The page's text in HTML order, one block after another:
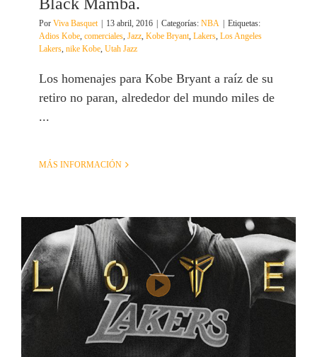
Black Mamba.
Por Viva Basquet 13 abril, 2016 Categorías: NBA
Etiquetas:
Adios Kobe, comerciales, Jazz, Kobe Bryant, Lakers, Los Angeles
Lakers, nike Kobe, Utah Jazz
Los homenajes para Kobe Bryant a raíz de su
retiro no paran, alrededor del mundo miles de
...
MÁS INFORMACIÓN